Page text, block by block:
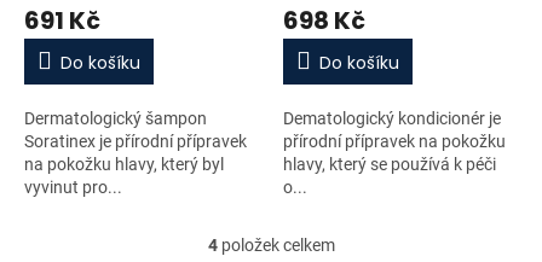
691 Kč
Do košíku
Dermatologický šampon
Soratinex je přírodní přípravek
na pokožku hlavy, který byl
vyvinut pro...
698 Kč
Do košíku
Dematologický kondicionér je
přírodní přípravek na pokožku
hlavy, který se používá k péči
o...
O
4položek celkem